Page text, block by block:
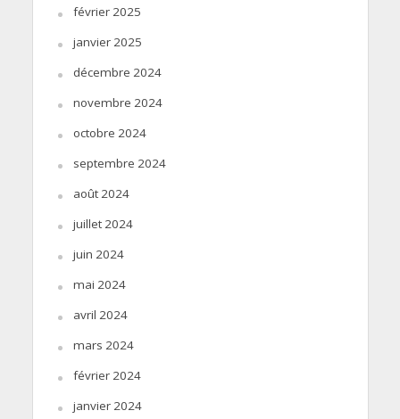
février 2025
janvier 2025
décembre 2024
novembre 2024
octobre 2024
septembre 2024
août 2024
juillet 2024
juin 2024
mai 2024
avril 2024
mars 2024
février 2024
janvier 2024